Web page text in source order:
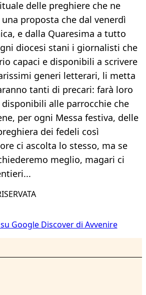
delle preghiere che ne
proposta che dal venerdì
e dalla Quaresima a tutto
diocesi stani i giornalisti che
capaci e disponibili a scrivere
generi letterari, li metta
tanti di precari: farà loro
disponibili alle parrocchie che
per ogni Messa festiva, delle
dei fedeli così
ci ascolta lo stesso, ma se
meglio, magari ci
Google Discover di Avvenire